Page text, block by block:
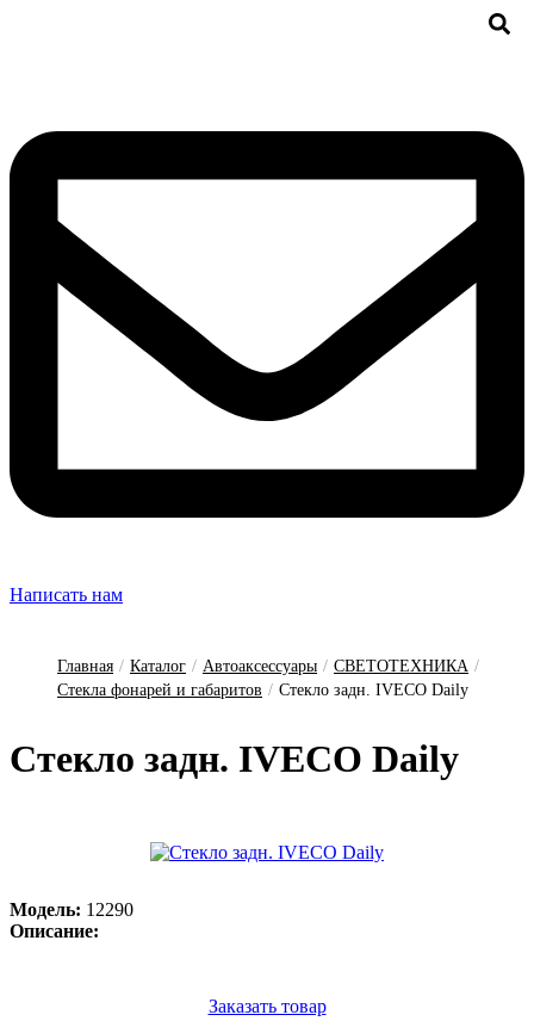
Написать нам
Главная / Каталог / Автоаксессуары / СВЕТОТЕХНИКА /
Стекла фонарей и габаритов / Стекло задн. IVECO Daily
Стек­ло задн. IVECO Daily
Модель: 12290
Описание:
Заказать товар